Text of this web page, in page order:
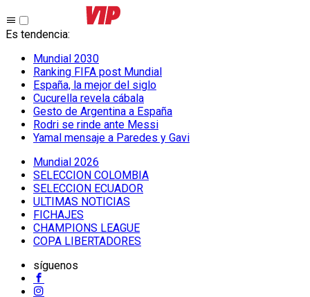
Es tendencia:
Mundial 2030
Ranking FIFA post Mundial
España, la mejor del siglo
Cucurella revela cábala
Gesto de Argentina a España
Rodri se rinde ante Messi
Yamal mensaje a Paredes y Gavi
Mundial 2026
SELECCION COLOMBIA
SELECCION ECUADOR
ULTIMAS NOTICIAS
FICHAJES
CHAMPIONS LEAGUE
COPA LIBERTADORES
síguenos